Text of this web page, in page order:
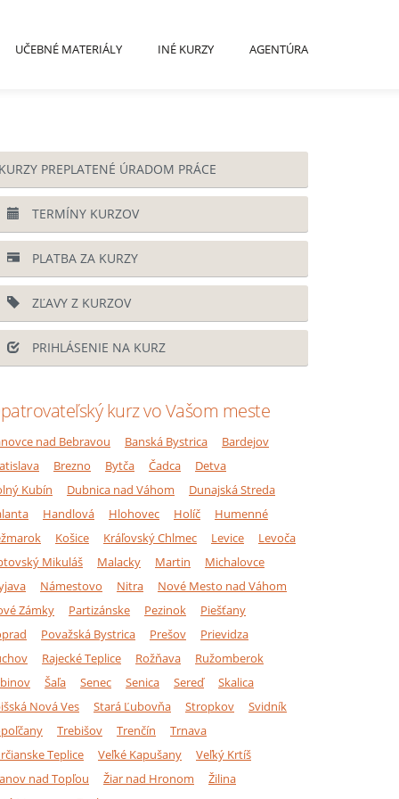
UČEBNÉ MATERIÁLY INÉ KURZY AGENTÚRA
KURZY PREPLATENÉ ÚRADOM PRÁCE
TERMÍNY KURZOV
PLATBA ZA KURZY
ZĽAVY Z KURZOV
PRIHLÁSENIE NA KURZ
kurz vo Vašom meste
nad Bebravou Banská Bystrica
Bardejov
Brezno Bytča Čadca
Detva
Kubín
Dubnica nad Váhom
Dunajská Streda
Handlová Hlohovec Holíč
Humenné
Košice Kráľovský Chlmec Levice
Levoča
Mikuláš
Malacky Martin
Michalovce
Námestovo Nitra
Nové Mesto nad Váhom
Zámky
Partizánske Pezinok
Piešťany
Považská Bystrica Prešov
Prievidza
Rajecké Teplice Rožňava
Ružomberok
Šaľa Senec Senica Sereď
Skalica
Nová Ves
Stará Ľubovňa Stropkov
Svidník
Trebišov Trenčín
Trnava
Teplice
Veľké Kapušany
Veľký Krtíš
nad Topľou
Žiar nad Hronom
Žilina